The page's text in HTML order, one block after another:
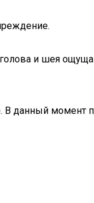
и шея
данный момент